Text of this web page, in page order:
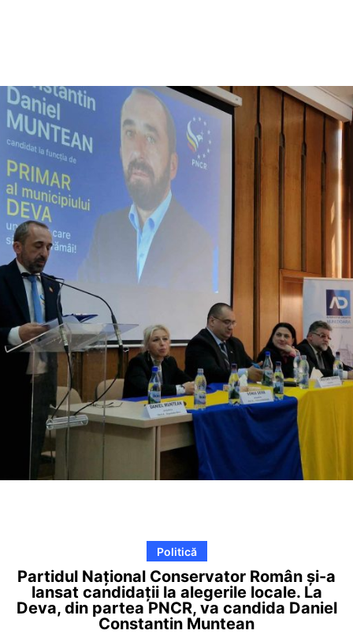
Politică
Partidul Național Conservator Român și-a
lansat candidații la alegerile locale. La
Deva, din partea PNCR, va candida Daniel
Constantin Muntean